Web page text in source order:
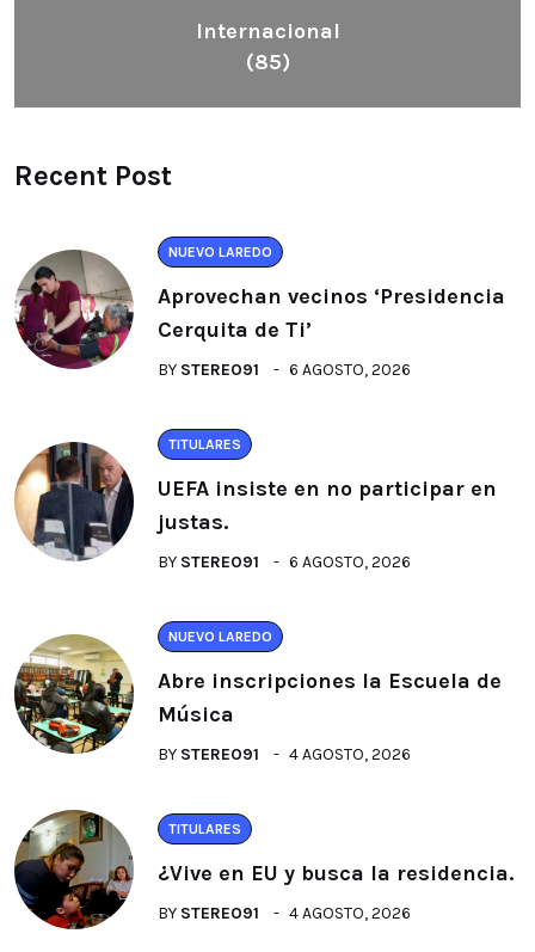
Internacional
(85)
Recent Post
NUEVO LAREDO
Aprovechan vecinos ‘Presidencia
Cerquita de Ti’
BY STEREO91 6 AGOSTO, 2026
TITULARES
UEFA insiste en no participar en
justas.
BY STEREO91 6 AGOSTO, 2026
NUEVO LAREDO
Abre inscripciones la Escuela de
Música
BY STEREO91 4 AGOSTO, 2026
TITULARES
¿Vive en EU y busca la residencia.
BY STEREO91 4 AGOSTO, 2026